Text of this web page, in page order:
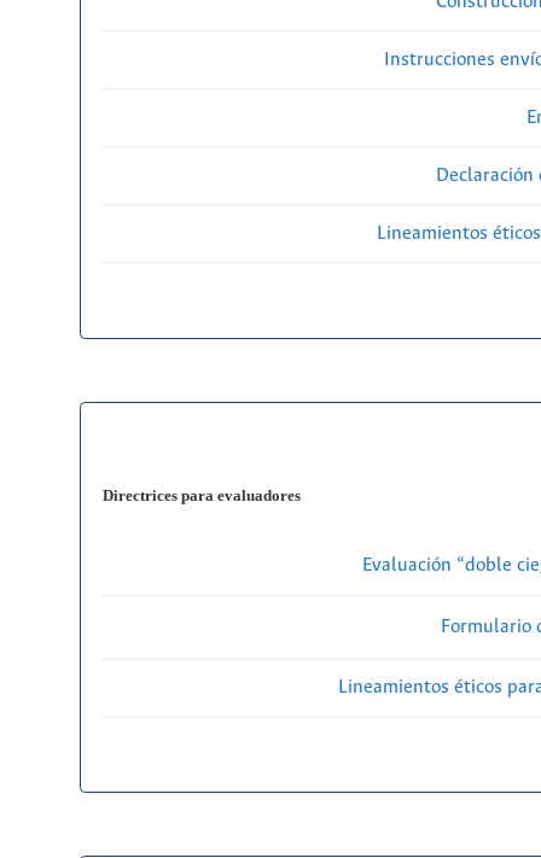
Instrucciones
Lineamientos
Directrices para evaluadores
Evaluación “doble
Formulario
Lineamientos éticos